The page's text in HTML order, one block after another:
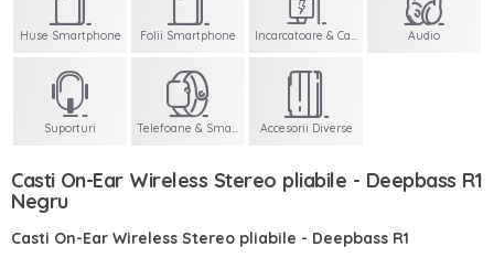
Huse Smartphone Folii Smartphone Incarcatoare & Cabluri Audio
Suporturi Telefoane & Smartwatch Accesorii Diverse
Casti On-Ear Wireless Stereo pliabile - Deepbass R1
Negru
Casti On-Ear Wireless Stereo pliabile - Deepbass R1